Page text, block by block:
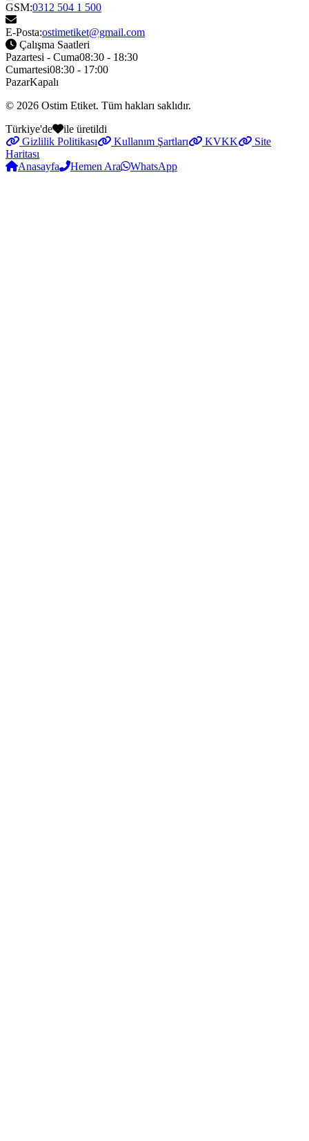
GSM:0312 504 1 500
E-Posta:ostimetiket@gmail.com
Çalışma Saatleri
Pazartesi - Cuma08:30 - 18:30
Cumartesi08:30 - 17:00
PazarKapalı
© 2026 Ostim Etiket. Tüm hakları saklıdır.
Türkiye'de
ile üretildi
Gizlilik Politikası
Kullanım Şartları KVKK
Site
Haritası
Anasayfa
Hemen Ara WhatsApp